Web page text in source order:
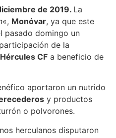
de 2019. La
«, Monóvar, ya que este
pasado domingo un
de la
CF a beneficio de
aportaron un nutrido
y productos
o polvorones.
herculanos disputaron